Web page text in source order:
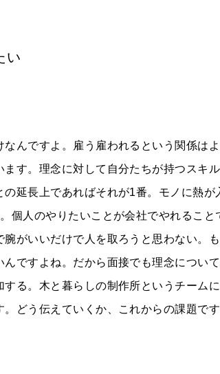
い
んですよ。雇う雇われるという関係は
す。理念に対して自分たちが持つスキ
延長上であればそれが1番。モノに熱が
個人のやりたいことが会社でやれること
がいいだけで人を取ろうと思わない。
ですよね。だから面接でも理念につい
る。木と暮らしの制作所というチーム
どう伝えていくか、これからの課題です